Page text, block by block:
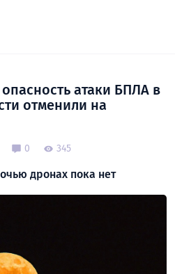
атаки БПЛА в
отменили на
0 345
дронах пока нет